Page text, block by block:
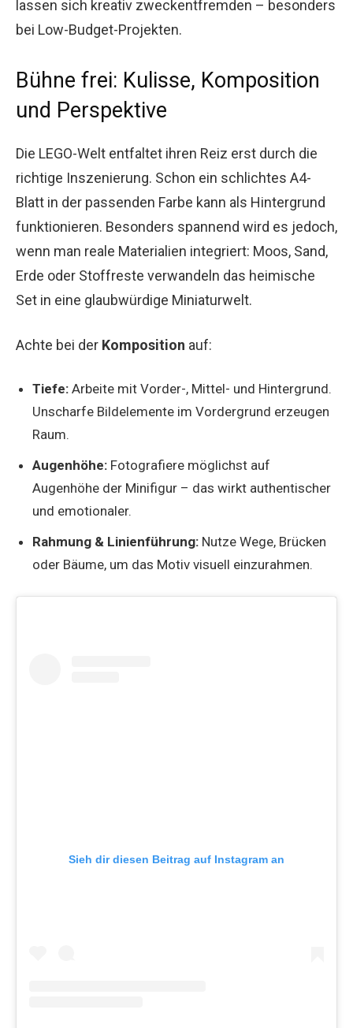
lassen sich kreativ zweckentfremden – besonders
bei Low-Budget-Projekten.
Bühne frei: Kulisse, Komposition
und Perspektive
Die LEGO-Welt entfaltet ihren Reiz erst durch die
richtige Inszenierung. Schon ein schlichtes A4-
Blatt in der passenden Farbe kann als Hintergrund
funktionieren. Besonders spannend wird es jedoch,
wenn man reale Materialien integriert: Moos, Sand,
Erde oder Stoffreste verwandeln das heimische
Set in eine glaubwürdige Miniaturwelt.
Achte bei der Komposition auf:
Tiefe: Arbeite mit Vorder-, Mittel- und Hintergrund.
Unscharfe Bildelemente im Vordergrund erzeugen
Raum.
Augenhöhe: Fotografiere möglichst auf
Augenhöhe der Minifigur – das wirkt authentischer
und emotionaler.
Rahmung & Linienführung: Nutze Wege, Brücken
oder Bäume, um das Motiv visuell einzurahmen.
Sieh dir diesen Beitrag auf Instagram an